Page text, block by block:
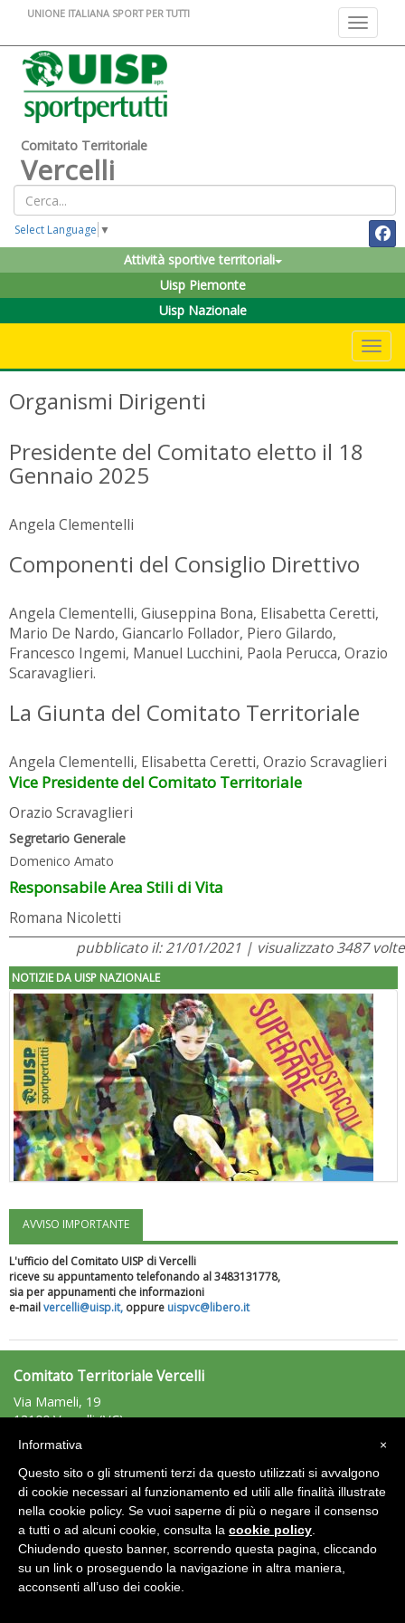
Toggle
UNIONE ITALIANA SPORT PER TUTTI
Comitato Territoriale
Vercelli
Select Language ▼
Attività sportive territoriali
Uisp Piemonte
Uisp Nazionale
Organismi Dirigenti
Presidente del Comitato eletto il 18
Gennaio 2025
Angela Clementelli
Componenti del Consiglio Direttivo
Angela Clementelli, Giuseppina Bona, Elisabetta Ceretti,
Mario De Nardo, Giancarlo Follador, Piero Gilardo,
Francesco Ingemi, Manuel Lucchini, Paola Perucca, Orazio
Scaravaglieri.
La Giunta del Comitato Territoriale
Angela Clementelli, Elisabetta Ceretti, Orazio Scravaglieri
Vice Presidente del Comitato Territoriale
Orazio Scravaglieri
Segretario Generale
Domenico Amato
Responsabile Area Stili di Vita
Romana Nicoletti
pubblicato il: 21/01/2021 | visualizzato 3487 volte
NOTIZIE DA UISP NAZIONALE
"Superare gli ostacoli": la relazione di Tiziano Pesce al CN Uisp
Luglio 2026: "Pensando con i piedi, si possono fare le
rivoluzioni"
AVVISO IMPORTANTE
L'ufficio del Comitato UISP di Vercelli
riceve su appuntamento telefonando al 3483131778,
sia per appunamenti che informazioni
e-mailvercelli@uisp.it, oppure uispvc@libero.it
Comitato Territoriale Vercelli
Via Mameli, 19
13100 Vercelli (VC)
Tel: 0161/600049 - Fax: 0161/600049
C.F.: 94020980028
Area Riservata 2.0
×
Informativa
Questo sito o gli strumenti terzi da questo utilizzati si avvalgono
di cookie necessari al funzionamento ed utili alle finalità illustrate
nella cookie policy. Se vuoi saperne di più o negare il consenso
a tutti o ad alcuni cookie, consulta la cookie policy
Chiudendo questo banner, scorrendo questa pagina, cliccando
su un link o proseguendo la navigazione in altra maniera,
acconsenti all’uso dei cookie.